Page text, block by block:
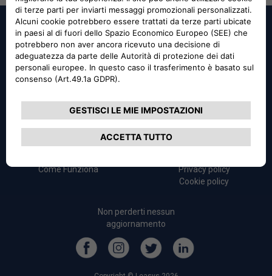
p.iva n. 06714021000
© 2026 tutti i diritti riservati.
Login User
Come Funziona
FAQ
Privacy policy
Cookie policy
Non perderti nessun
aggiornamento